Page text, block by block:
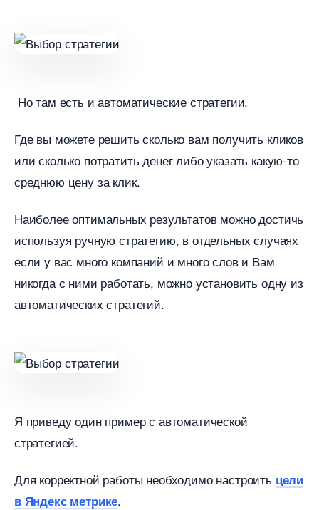
Но там есть и автоматические стратегии.
Где вы можете решить сколько вам получить клико
или сколько потратить денег либо указать какую-то
среднюю цену за клик.
Наиболее оптимальных результатов можно достичь
используя ручную стратегию, в отдельных случаях
если у вас много компаний и много слов и Вам
никогда с ними работать, можно установить одну из
автоматических стратегий.
Я приведу один пример с автоматической
стратегией.
Для корректной работы необходимо настроить цели
Яндекс метрике.